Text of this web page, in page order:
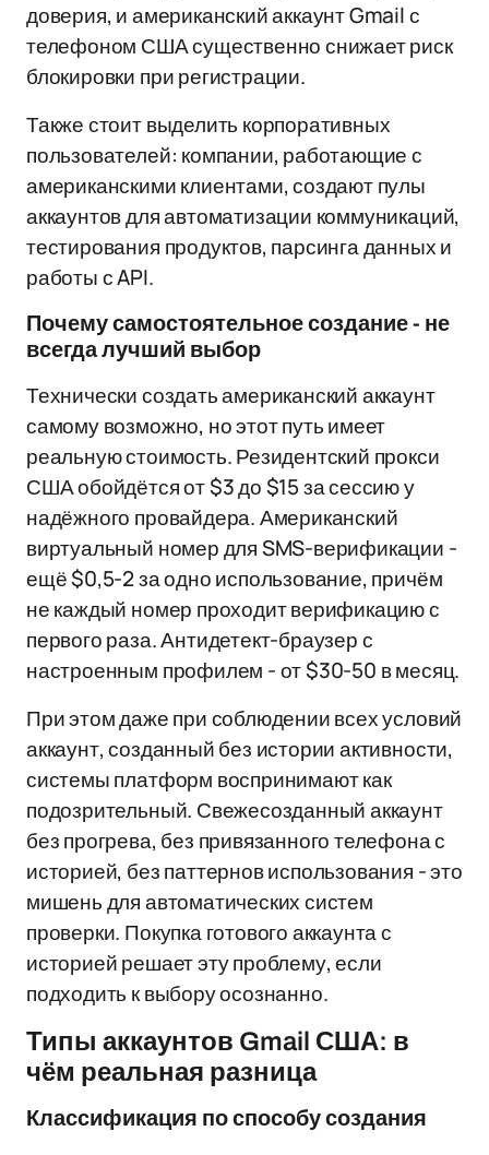
доверия, и американский аккаунт Gmail с
телефоном США существенно снижает риск
блокировки при регистрации.
Также стоит выделить корпоративных
пользователей: компании, работающие с
американскими клиентами, создают пулы
аккаунтов для автоматизации коммуникаций,
тестирования продуктов, парсинга данных и
работы с API.
Почему самостоятельное создание - не
всегда лучший выбор
Технически создать американский аккаунт
самому возможно, но этот путь имеет
реальную стоимость. Резидентский прокси
США обойдётся от $3 до $15 за сессию у
надёжного провайдера. Американский
виртуальный номер для SMS-верификации -
ещё $0,5-2 за одно использование, причём
не каждый номер проходит верификацию с
первого раза. Антидетект-браузер с
настроенным профилем - от $30-50 в месяц.
При этом даже при соблюдении всех условий
аккаунт, созданный без истории активности,
системы платформ воспринимают как
подозрительный. Свежесозданный аккаунт
без прогрева, без привязанного телефона с
историей, без паттернов использования - это
мишень для автоматических систем
проверки. Покупка готового аккаунта с
историей решает эту проблему, если
подходить к выбору осознанно.
Типы аккаунтов Gmail США: в
чём реальная разница
Классификация по способу создания